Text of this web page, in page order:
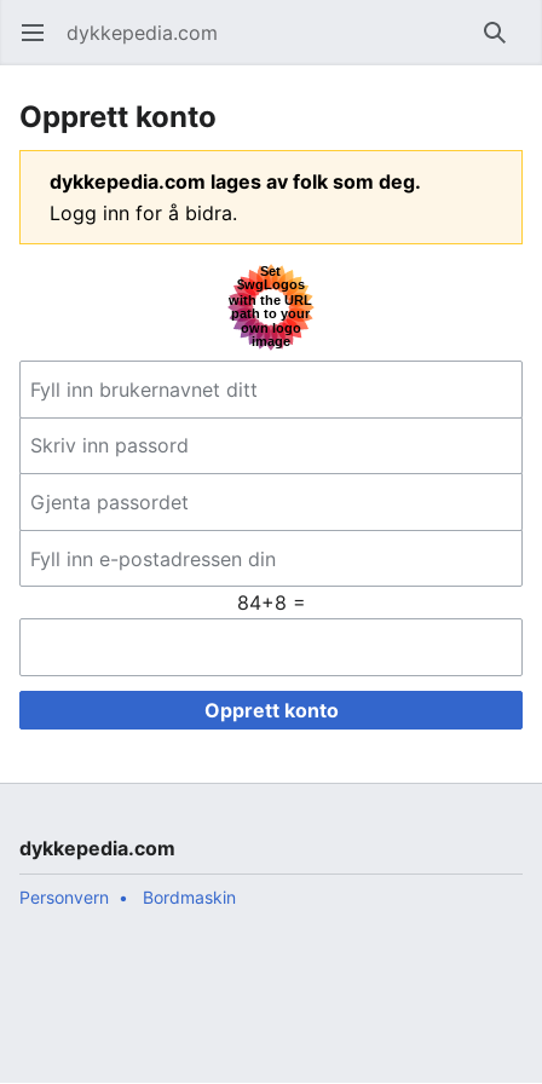
Åpne hovedmenyen dykkepedia.com Søk
Opprett konto
dykkepedia.com lages av folk som deg.
Logg inn for å bidra.
84+8 =
Opprett konto
dykkepedia.com
Personvern Bordmaskin